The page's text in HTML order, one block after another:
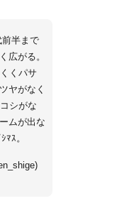
半まで
広がる。
くパサ
ヤがなく
シがな
ムが出な
ｽ。